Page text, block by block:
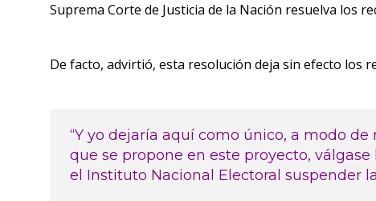
Suprema Corte de Justicia de la Nación resuelva los
De facto, advirtió, esta resolución deja sin efecto los
“Y yo dejaría aquí como único, a modo
que se propone en este proyecto,
el Instituto Nacional Electoral suspender